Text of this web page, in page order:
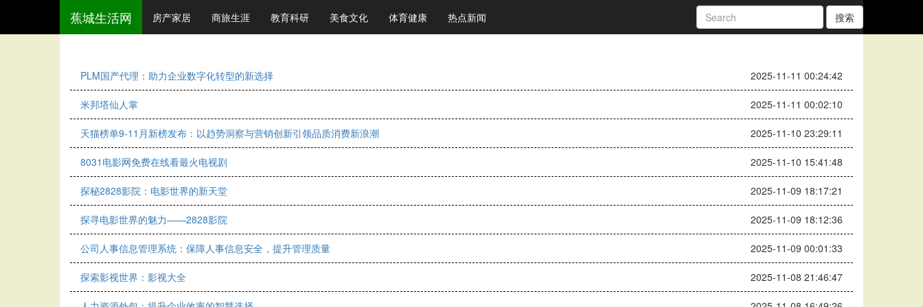
蕉城生活网 房产家居 商旅生涯 教育科研 美食文化 体育健康 热点新闻 搜索
PLM国产代理：助力企业数字化转型的新选择 2025-11-11 00:24:42
米邦塔仙人掌 2025-11-11 00:02:10
天猫榜单9-11月新榜发布：以趋势洞察与营销创新引领品质消费新浪潮 2025-11-10 23:29:11
8031电影网免费在线看最火电视剧 2025-11-10 15:41:48
探秘2828影院：电影世界的新天堂 2025-11-09 18:17:21
探寻电影世界的魅力——2828影院 2025-11-09 18:12:36
公司人事信息管理系统：保障人事信息安全，提升管理质量 2025-11-09 00:01:33
探索影视世界：影视大全 2025-11-08 21:46:47